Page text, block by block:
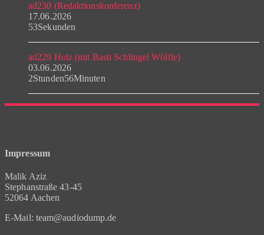
ad230 (Redaktionskonferenz)
17.06.2026
53Sekunden
ad229 Holz (mit Basti Schlingel Wölfle)
03.06.2026
2Stunden56Minuten
Impressum
Malik Aziz
Stephanstraße 43-45
52064 Aachen
E-Mail: team@audiodump.de